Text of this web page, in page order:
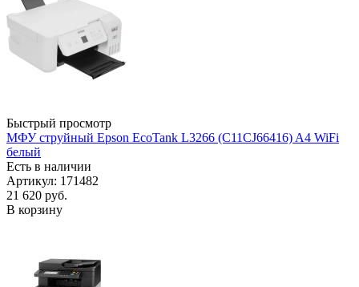
Быстрый просмотр
МФУ струйный Epson EcoTank L3266 (C11CJ66416) A4 WiFi
белый
Есть в наличии
Артикул: 171482
21 620 руб.
В корзину